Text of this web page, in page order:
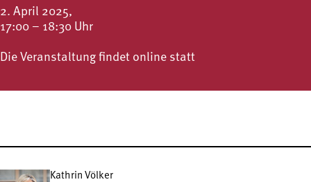
2. April 2025,
17:00 – 18:30 Uhr
Die Veranstaltung findet online statt
Kathrin Völker